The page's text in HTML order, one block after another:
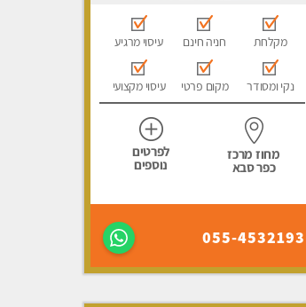
מקלחת חניה חינם עיסוי מרגיע
נקי ומסודר מקום פרטי עיסוי מקצועי
מחוז מרכז
כפר סבא
לפרטים
נוספים
055-4532193